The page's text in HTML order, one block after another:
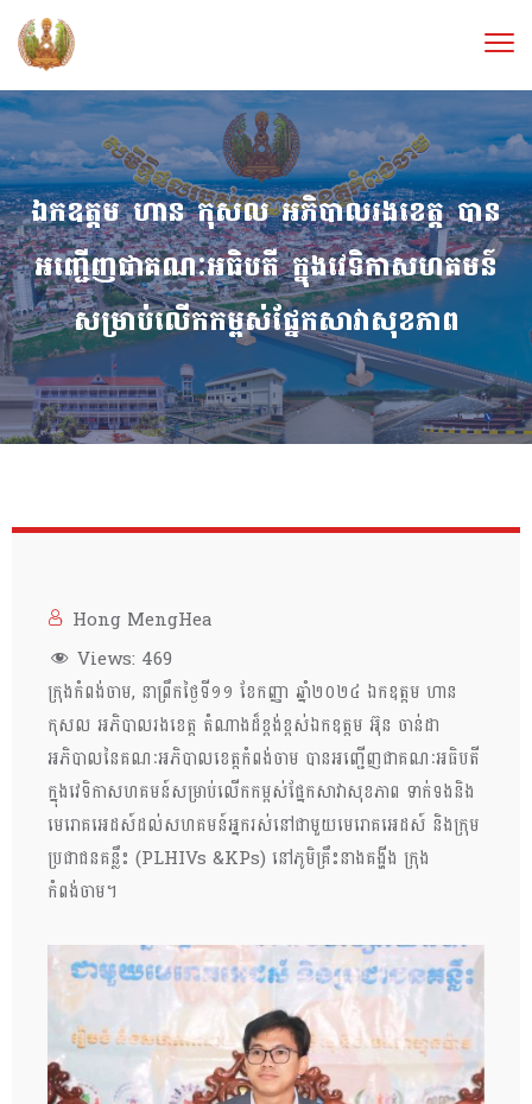
ឯកឧត្តម ហាន កុសល អភិបាលរងខេត្ត បាន
អញ្ជើញជាគណៈអធិបតី ក្នុងវេទិកាសហគមន៍
សម្រាប់លើកកម្ពស់ផ្នែកសាវាសុខភាព
Hong MengHea
Views: 469
ក្រុងកំពង់ចាម, នាព្រឹកថ្ងៃទី១១ ខែកញ្ញា ឆ្នាំ២០២៤ ឯកឧត្តម ហាន
កុសល អភិបាលរងខេត្ត តំណាងដ៏ខ្ពង់ខ្ពស់ឯកឧត្តម អ៊ុន ចាន់ដា
អភិបាលនៃគណៈអភិបាលខេត្តកំពង់ចាម បានអញ្ជើញជាគណៈអធិបតី
ក្នុងវេទិកាសហគមន៍សម្រាប់លើកកម្ពស់ផ្នែកសាវាសុខភាព ទាក់ទងនិង
មេរោគអេដស៍ដល់សហគមន៍អ្នករស់នៅជាមួយមេរោគអេដស៍ និងក្រុម
ប្រជាជនគន្លឹះ (PLHIVs &KPs) នៅភូមិគ្រឹះនាងគង្ហីង ក្រុង
កំពង់ចាម។